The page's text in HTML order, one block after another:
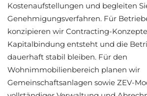
Kostenaufstellungen und begleiten
Genehmigungsverfahren. Für
konzipieren wir Contracting-
Kapitalbindung entsteht und die
dauerhaft stabil bleiben. Für den
Wohnimmobilienbereich planen wir
Gemeinschaftsanlagen sowie ZEV-